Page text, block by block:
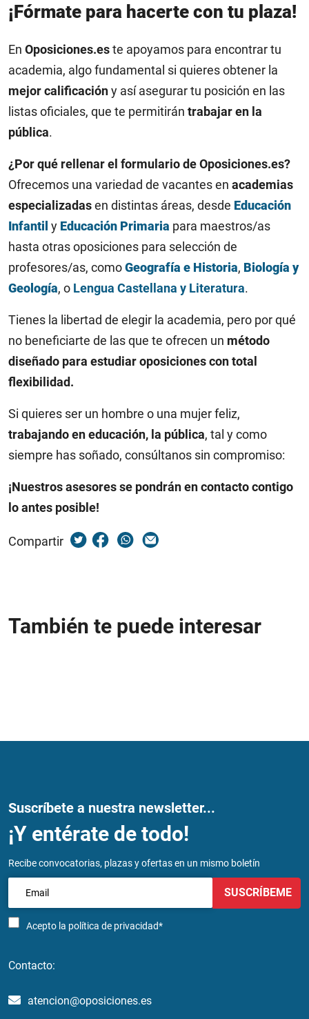
¡Fórmate para hacerte con tu plaza!
En Oposiciones.este apoyamos para encontrar tu
academia, algo fundamental si quieres obtener la
mejor calificacióny así asegurar tu posición en las
listas oficiales, que te permitirán trabajar en la
pública.
¿Por qué rellenar el formulario de Oposiciones.es?
Ofrecemos una variedad de vacantes en academias
especializadasen distintas áreas, desde Educación
Infantil y Educación Primaria para maestros/as
hasta otras oposiciones para selección de
profesores/as, comoGeografía e Historia, Biología y
Geología, o Lengua Castellana y Literatura.
Tienes la libertad de elegir la academia, pero por qué
no beneficiarte de las que te ofrecen un método
diseñado para estudiar oposiciones con total
flexibilidad.
Si quieres ser un hombre o una mujer feliz,
trabajando en educación, la pública, tal y como
siempre has soñado, consúltanos sin compromiso:
¡Nuestros asesores se pondrán en contacto contigo
lo antes posible!
Compartir
También te puede interesar
Suscríbete a nuestra newsletter...
¡Y entérate de todo!
Recibe convocatorias, plazas y ofertas en un mismo boletín
Acepto la política de privacidad*
SUSCRÍBEME
Contacto:
atencion@oposiciones.es